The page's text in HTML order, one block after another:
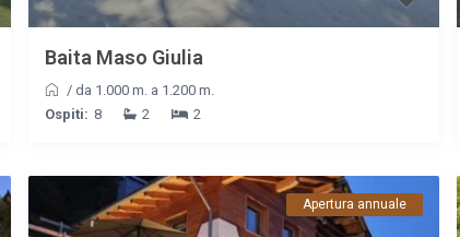
Baita Maso Giulia
/da 1.000 m. a 1.200 m.
Ospiti: 8 2 2
Apertura annuale